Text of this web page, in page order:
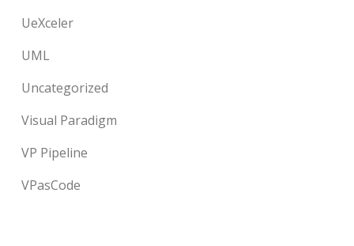
UeXceler
UML
Uncategorized
Visual Paradigm
VP Pipeline
VPasCode